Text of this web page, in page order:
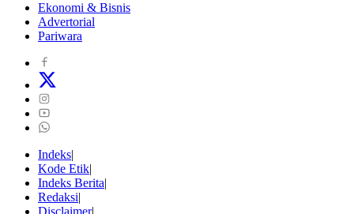
Ekonomi & Bisnis
Advertorial
Pariwara
Indeks
Kode Etik
Indeks Berita
Redaksi
Disclaimer